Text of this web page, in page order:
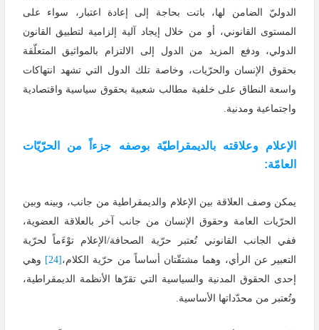
الدوليّ الضامن لها، باتت بحاجة إلى إعادة اعتبار، سواء على
المستوى القانوني، أو من خلال إيجاد آلية إلزامية لتطبيق القانون
الدولي، ودفع المزيد من الدول إلى الالتزام بالمواثيق المتعلّقة
بحقوق الإنسان والحرّيات، وخاصة تلك الدول التي تشهد انتهاكات
واسعة النطاق على خلفية مطالب شعبية بحقوق سياسية واقتصادية
واجتماعية ومدنية.
الإعلام وعلاقته بالديمقراطيّة بوصفه جزءاً من الحرّيّات
العامّة:
يمكن وصف العلاقة بين الإعلام والديمقراطية من جانب، وبينه وبين
الحرّيات العامة وحقوق الإنسان من جانب آخر بالعلاقة العضوية،
ففي الجانب القانوني تُعتبر حرّية الصحافة/الإعلام توْءَماً لحرّية
التعبير عن الرأي، وهما مشتقّتان أساساً من حرّية الكلام، [24] وهي
إحدى الحقوق المدنية والسياسية التي تقرّها الأنظمة الديمقراطية،
وتُعتبر من محدّداتها الأساسية.